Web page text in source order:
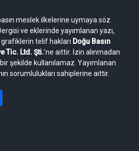
meslek ilkelerine uymaya söz
ve eklerinde yayımlanan yazı,
telif hakları Doğu Basın
Tic. Ltd. Şti.’ne aittir. İzin alınmadan
şekilde kullanılamaz. Yayımlanan
sorumlulukları sahiplerine aittir.